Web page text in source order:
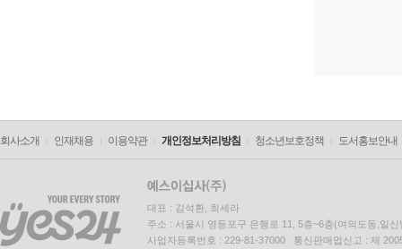
회사소개 인재채용 이용약관 개인정보처리방침 청소년보호정책 도서홍보안내
대표 : 김석환, 최세라
주소 : 서울시 영등포구 은행로 11, 5층~6층(여의도동,일신
사업자등록번호 : 229-81-37000 통신판매업신고 : 제